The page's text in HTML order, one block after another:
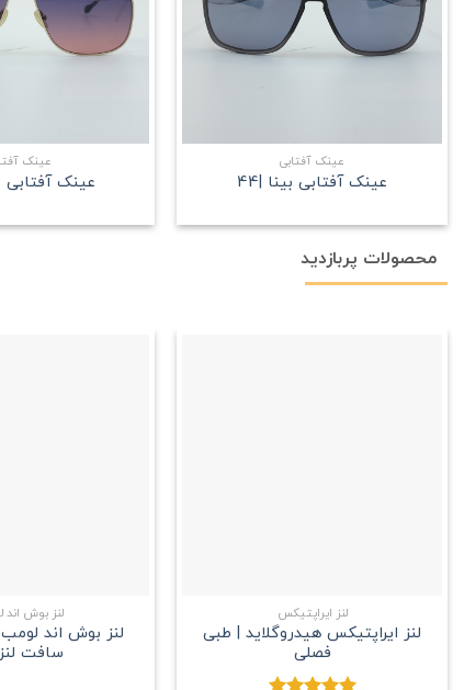
عینک آفتابی
عینک آفتابی بینا |44
عینک
عینک آفتابی
محصولات پربازدید
لنز ایراپتیکس
لنز ایراپتیکس هیدروگلاید | طبی
فصلی
لنز بوش اند
لنز بوش اند
سافت لنز 59